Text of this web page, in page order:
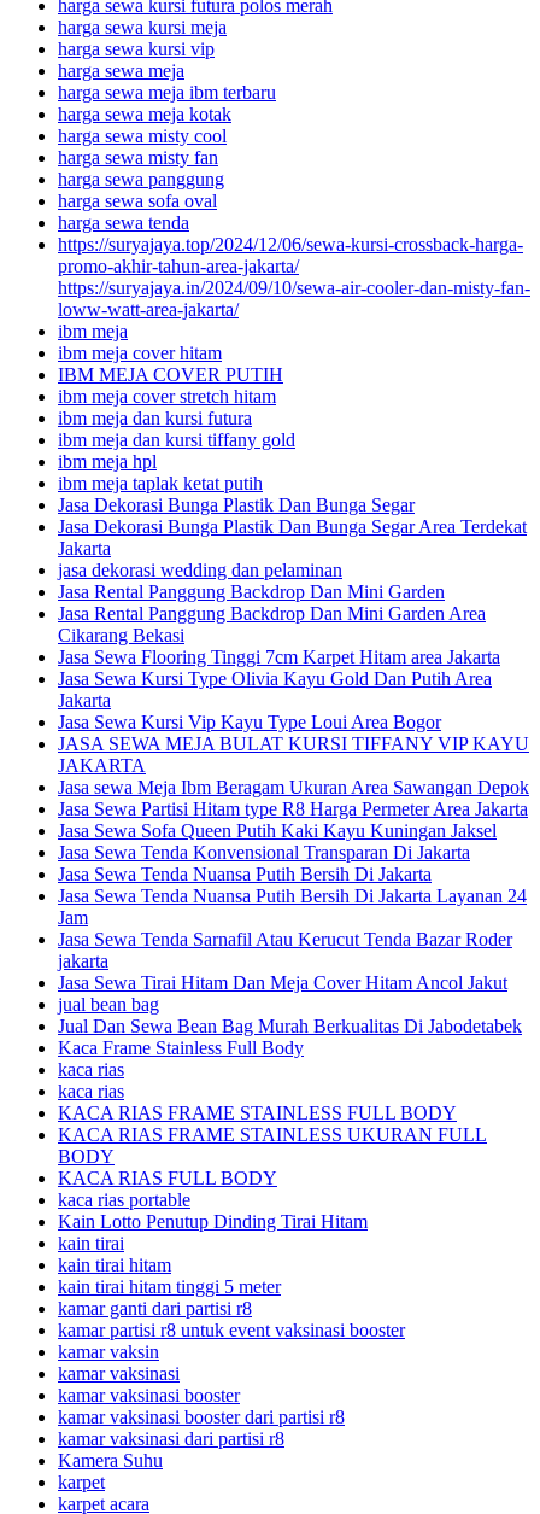
harga sewa kursi futura polos merah
harga sewa kursi meja
harga sewa kursi vip
harga sewa meja
harga sewa meja ibm terbaru
harga sewa meja kotak
harga sewa misty cool
harga sewa misty fan
harga sewa panggung
harga sewa sofa oval
harga sewa tenda
https://suryajaya.top/2024/12/06/sewa-kursi-crossback-harga-
promo-akhir-tahun-area-jakarta/
https://suryajaya.in/2024/09/10/sewa-air-cooler-dan-misty-fan-
loww-watt-area-jakarta/
ibm meja
ibm meja cover hitam
IBM MEJA COVER PUTIH
ibm meja cover stretch hitam
ibm meja dan kursi futura
ibm meja dan kursi tiffany gold
ibm meja hpl
ibm meja taplak ketat putih
Jasa Dekorasi Bunga Plastik Dan Bunga Segar
Jasa Dekorasi Bunga Plastik Dan Bunga Segar Area Terdekat
Jakarta
jasa dekorasi wedding dan pelaminan
Jasa Rental Panggung Backdrop Dan Mini Garden
Jasa Rental Panggung Backdrop Dan Mini Garden Area
Cikarang Bekasi
Jasa Sewa Flooring Tinggi 7cm Karpet Hitam area Jakarta
Jasa Sewa Kursi Type Olivia Kayu Gold Dan Putih Area
Jakarta
Jasa Sewa Kursi Vip Kayu Type Loui Area Bogor
JASA SEWA MEJA BULAT KURSI TIFFANY VIP KAYU
JAKARTA
Jasa sewa Meja Ibm Beragam Ukuran Area Sawangan Depok
Jasa Sewa Partisi Hitam type R8 Harga Permeter Area Jakarta
Jasa Sewa Sofa Queen Putih Kaki Kayu Kuningan Jaksel
Jasa Sewa Tenda Konvensional Transparan Di Jakarta
Jasa Sewa Tenda Nuansa Putih Bersih Di Jakarta
Jasa Sewa Tenda Nuansa Putih Bersih Di Jakarta Layanan 24
Jam
Jasa Sewa Tenda Sarnafil Atau Kerucut Tenda Bazar Roder
jakarta
Jasa Sewa Tirai Hitam Dan Meja Cover Hitam Ancol Jakut
jual bean bag
Jual Dan Sewa Bean Bag Murah Berkualitas Di Jabodetabek
Kaca Frame Stainless Full Body
kaca rias
kaca rias
KACA RIAS FRAME STAINLESS FULL BODY
KACA RIAS FRAME STAINLESS UKURAN FULL
BODY
KACA RIAS FULL BODY
kaca rias portable
Kain Lotto Penutup Dinding Tirai Hitam
kain tirai
kain tirai hitam
kain tirai hitam tinggi 5 meter
kamar ganti dari partisi r8
kamar partisi r8 untuk event vaksinasi booster
kamar vaksin
kamar vaksinasi
kamar vaksinasi booster
kamar vaksinasi booster dari partisi r8
kamar vaksinasi dari partisi r8
Kamera Suhu
karpet
karpet acara